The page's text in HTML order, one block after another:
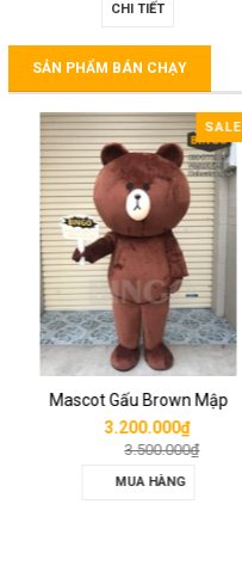
CHI TIẾT
SẢN PHẨM BÁN CHẠY
SALE
Mascot Gấu Brown Mập
3.200.000₫
3.500.000₫
MUA HÀNG